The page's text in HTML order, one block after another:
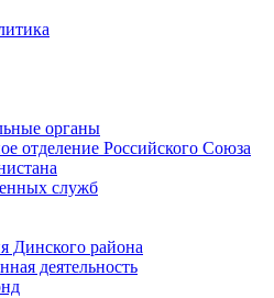
органы
отделение Российского Союза
служб
Динского района
деятельность